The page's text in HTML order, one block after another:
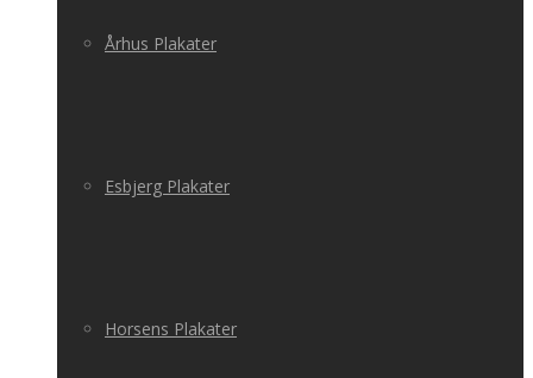
Århus Plakater
Esbjerg Plakater
Horsens Plakater